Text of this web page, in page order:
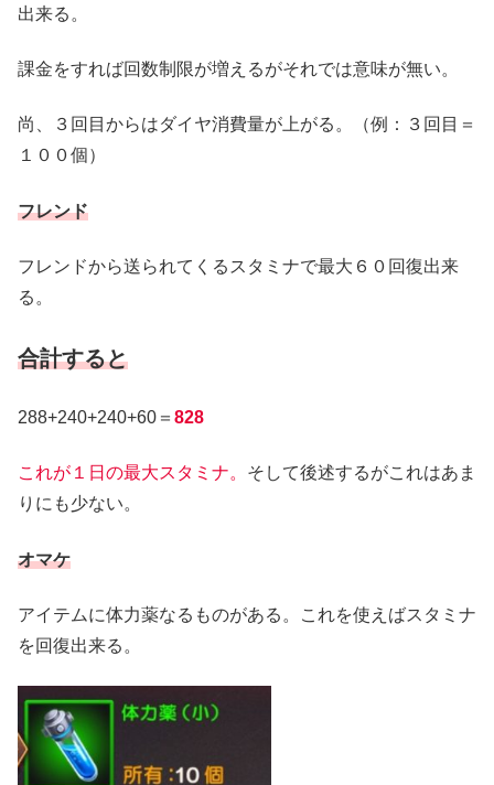
出来る。
課金をすれば回数制限が増えるがそれでは意味が無い。
尚、３回目からはダイヤ消費量が上がる。（例：３回目＝
１００個）
フレンド
フレンドから送られてくるスタミナで最大６０回復出来
る。
合計すると
288+240+240+60＝ 828
これが１日の最大スタミナ。 そして後述するがこれはあま
りにも少ない。
オマケ
アイテムに体力薬なるものがある。これを使えばスタミナ
を回復出来る。